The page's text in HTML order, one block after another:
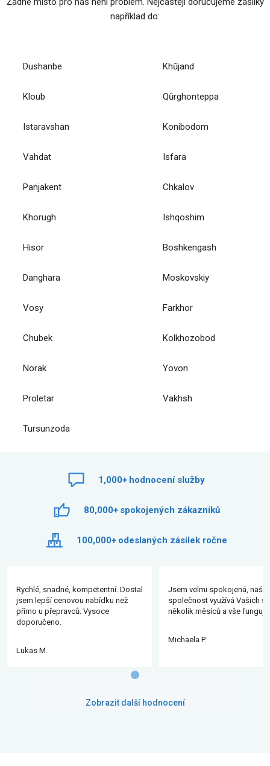
například do:
Dushanbe Khŭjand
Kloub Qŭrghonteppa
Istaravshan Konibodom
Vahdat Isfara
Panjakent Chkalov
Khorugh Ishqoshim
Hisor Boshkengash
Danghara Moskovskiy
Vosy Farkhor
Chubek Kolkhozobod
Norak Yovon
Proletar Vakhsh
Tursunzoda
1,000+ hodnocení služby
80,000+ spokojených zákazníků
100,000+ odeslaných zásilek ročne
Rychlé, snadné, kompetentní. Dostal
jsem lepší cenovou nabídku než
přímo u přepravců. Vysoce
doporučeno.
Lukas M.
Jsem velmi spokojená, naše
společnost využívá Vašich
několik měsíců a vše funguje.
Michaela P.
Zobrazit další hodnocení